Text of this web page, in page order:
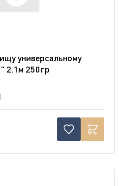
универсальному
2.1м 250гр